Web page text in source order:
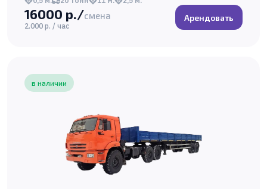
16000 р./смена
2.000 р. / час
Арендовать
в наличии